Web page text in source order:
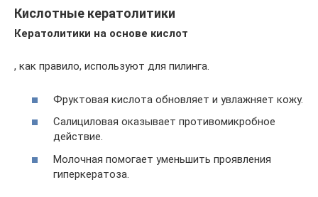
Кислотные кератолитики
Кератолитики на основе кислот
, как правило, используют для пилинга.
Фруктовая кислота обновляет и увлажняет кожу.
Салициловая оказывает противомикробное
действие.
Молочная помогает уменьшить проявления
гиперкератоза.